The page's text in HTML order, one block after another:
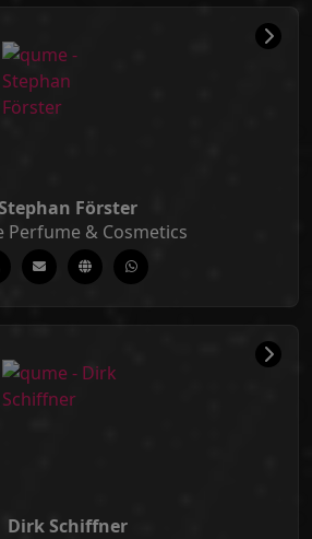
Förster
Perfume & Cosmetics
Dirk Schiffner